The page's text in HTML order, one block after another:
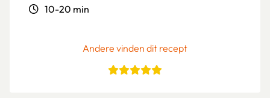
10-20 min
Andere vinden dit recept